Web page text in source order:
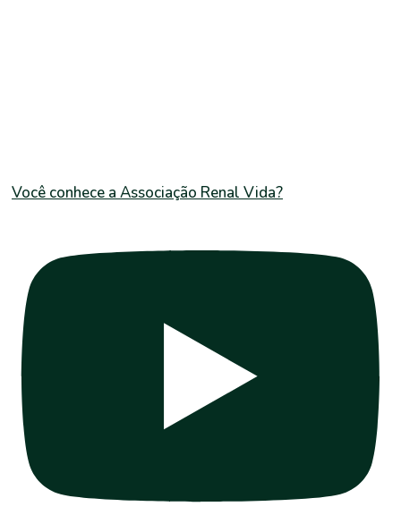
Você conhece a Associação Renal Vida?